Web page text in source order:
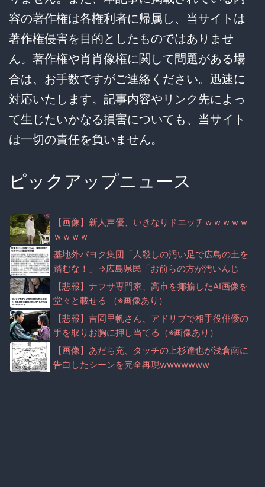
容の著作権は各権利者に帰属し、当サイトは
著作権侵害を目的としたものではありませ
ん。著作権や肖肖像権に関して問題がある場
合は、お手数ですがご連絡ください。迅速に
対応いたします。記事内容やリンク先によっ
て生じたいかなる損害についても、当サイト
は一切の責任を負いません。
ピックアップニュース
【画像】新人声優、いきなりドエッチｗｗｗｗｗ
ｗｗｗｗ
基地外パヨク集団「人殺しの汚い足で広島の土を
踏むな！」→広島県民「お前らの方が汚いんじ
ゃ！」（※動画あり）
【悲報】ナフサ専門家、高市を揶揄したAI画像を
堂々と載せる （※画像あり）
【悲報】吉岡里帆さん、アドリブで相手役俳優の
手を取りお胸に押し当てる（※画像あり）
【画像】あだち充、タッチの上杉達也が浅倉南に
告白したシーンを完全再現wwwwwww